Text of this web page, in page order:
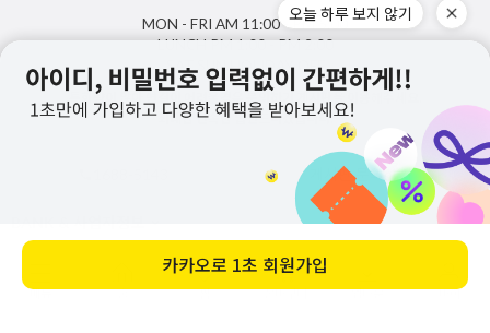
메뉴 홈 찜 장바구니 앱다운 마이
MON - FRI AM 11:00 - PM 5:00
LUNCHPM 1:00 - PM 2:00
SAT,SUN,HOLIDAY OFF
통화량이 많아 연결이 어려울경우 문의하기 게시판을 이용해주세요.
최대한 신속한 답변드리겠습니다.
게시판 문의하기
오늘 하루 보지 않기
카카오로 1초 회원가입